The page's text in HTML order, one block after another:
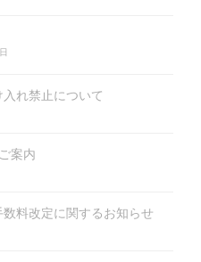
れ禁止について
のご案内
料改定に関するお知らせ